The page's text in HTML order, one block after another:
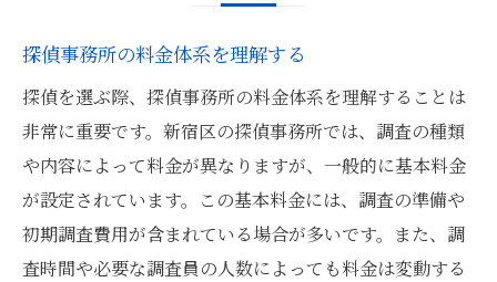
探偵事務所の料金体系を理解する
探偵を選ぶ際、探偵事務所の料金体系を理解することは
非常に重要です。新宿区の探偵事務所では、調査の種類
や内容によって料金が異なりますが、一般的に基本料金
が設定されています。この基本料金には、調査の準備や
初期調査費用が含まれている場合が多いです。また、調
査時間や必要な調査員の人数によっても料金は変動する